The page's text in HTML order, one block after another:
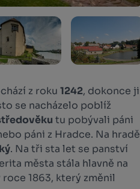
z roku 1242, dokonce ji
se nacházelo poblíž
tu pobývali páni
páni z Hradce. Na hradě
. Na tři sta let se panství
města stála hlavně na
roce 1863, který změnil